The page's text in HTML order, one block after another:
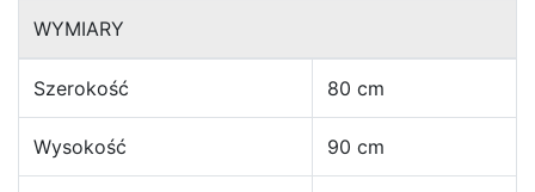
kształcie
litery
L
Łóżka
WYMIARY
Szerokość 80 cm
Wysokość 90 cm